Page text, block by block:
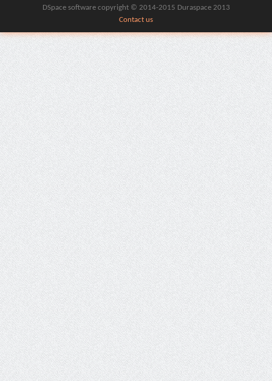
DSpace software copyright © 2014-2015 Duraspace 2013
Contact us